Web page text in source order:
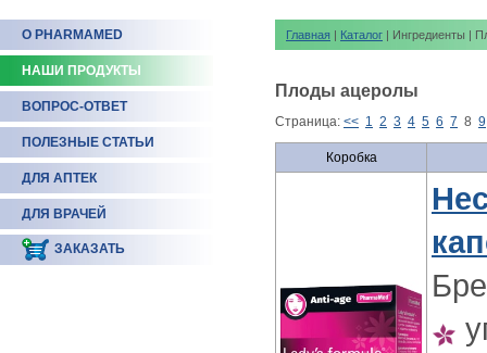
О PHARMAMED
НАШИ ПРОДУКТЫ
ВОПРОС-ОТВЕТ
ПОЛЕЗНЫЕ СТАТЬИ
ДЛЯ АПТЕК
ДЛЯ ВРАЧЕЙ
ЗАКАЗАТЬ
Главная | Каталог | Ингредиенты |
Плоды ацеролы
Страница: << 1 2 3 4 5 6 7 8 9
Коробка